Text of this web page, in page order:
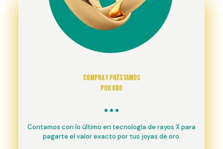
Compra y préstamos
por oro
Contamos con lo último en tecnología de rayos X para
pagarte el valor exacto por tus joyas de oro.